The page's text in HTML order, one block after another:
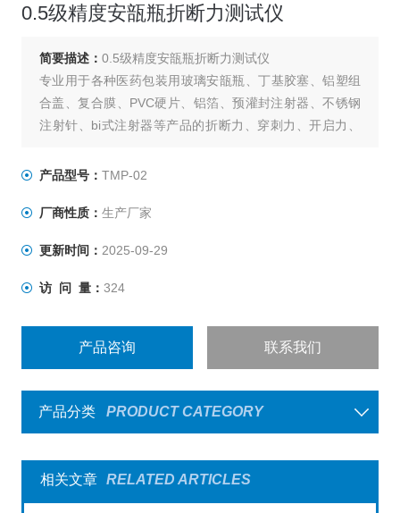
0.5级精度安瓿瓶折断力测试仪
简要描述： 0.5级精度安瓿瓶折断力测试仪
专业用于各种医药包装用玻璃安瓿瓶、丁基胶塞、铝塑组
合盖、复合膜、PVC硬片、铝箔、预灌封注射器、不锈钢
注射针、bi式注射器等产品的折断力、穿刺力、开启力、
性等力学性能精确测试。
产品型号： TMP-02
厂商性质： 生产厂家
更新时间： 2025-09-29
访 问 量： 324
产品咨询 联系我们
产品分类 PRODUCT CATEGORY
相关文章 RELATED ARTICLES